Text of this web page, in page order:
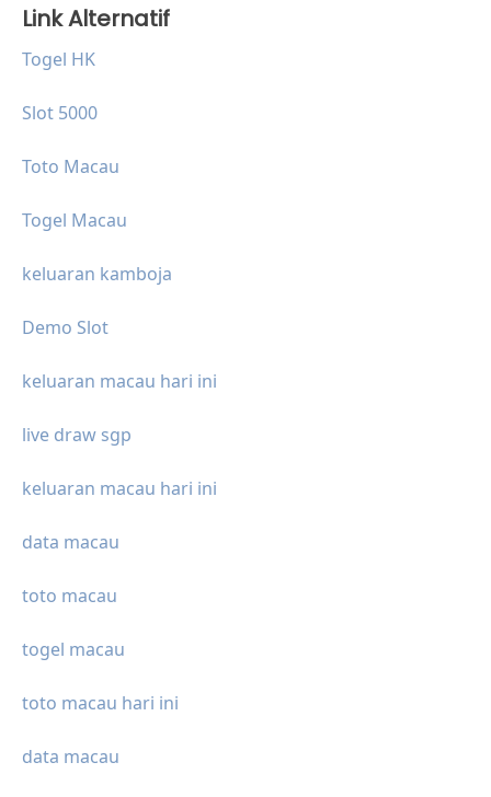
Link Alternatif
Togel HK
Slot 5000
Toto Macau
Togel Macau
keluaran kamboja
Demo Slot
keluaran macau hari ini
live draw sgp
keluaran macau hari ini
data macau
toto macau
togel macau
toto macau hari ini
data macau